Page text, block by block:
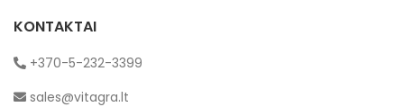
KONTAKTAI
+370-5-232-3399
sales@vitagra.lt